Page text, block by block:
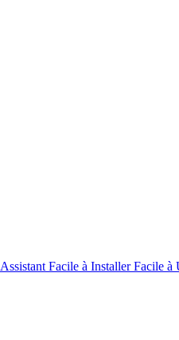
Facile à Installer Facile à